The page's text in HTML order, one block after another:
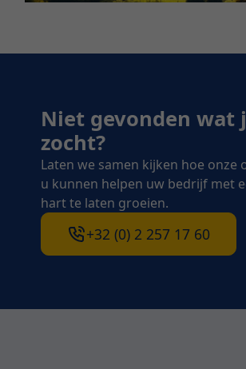
Niet gevonden wat
zocht?
Laten we samen kijken hoe onze
u kunnen helpen uw bedrijf met
hart te laten groeien.
+32 (0) 2 257 17 60